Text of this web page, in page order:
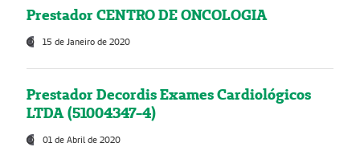
Prestador CENTRO DE ONCOLOGIA
15 de Janeiro de 2020
Prestador Decordis Exames Cardiológicos
LTDA (51004347-4)
01 de Abril de 2020